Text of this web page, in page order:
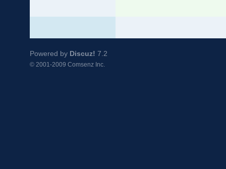
Powered by Discuz! 7.2
© 2001-2009 Comsenz Inc.